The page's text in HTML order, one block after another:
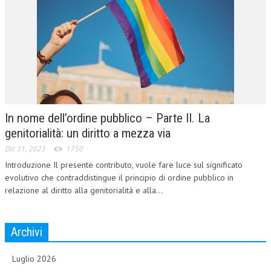
In nome dell’ordine pubblico – Parte II. La
genitorialità: un diritto a mezza via
Dic 31, 2023 1750
Introduzione Il presente contributo, vuole fare luce sul significato
evolutivo che contraddistingue il principio di ordine pubblico in
relazione al diritto alla genitorialità e alla...
Archivi
Luglio 2026